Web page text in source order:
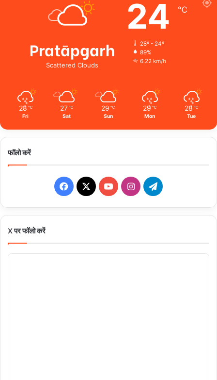
Pratāpgarh
Scattered Clouds
24 ℃
28º - 24º
89%
6.22 km/h
28 ℃
Fri
27 ℃
Sat
29 ℃
Sun
29 ℃
Mon
28 ℃
Tue
फॉलो करें
Facebook
X YouTubeInstagramTelegram
X पर फॉलो करें